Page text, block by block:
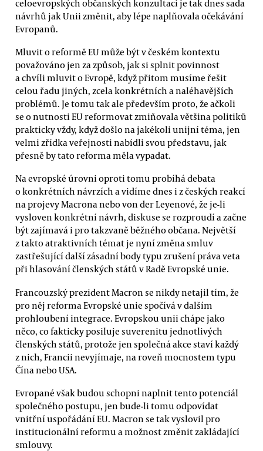
celoevropských občanských konzultací je tak dnes sada
návrhů jak Unii změnit, aby lépe naplňovala očekávání
Evropanů.
Mluvit o reformě EU může být v českém kontextu
považováno jen za způsob, jak si splnit povinnost
a chvíli mluvit o Evropě, když přitom musíme řešit
celou řadu jiných, zcela konkrétních a naléhavějších
problémů. Je tomu tak ale především proto, že ačkoli
se o nutnosti EU reformovat zmiňovala většina politiků
prakticky vždy, když došlo na jakékoli unijní téma, jen
velmi zřídka veřejnosti nabídli svou představu, jak
přesně by tato reforma měla vypadat.
Na evropské úrovni oproti tomu probíhá debata
o konkrétních návrzích a vidíme dnes i z českých reakcí
na projevy Macrona nebo von der Leyenové, že je-li
vysloven konkrétní návrh, diskuse se rozproudí a začne
být zajímavá i pro takzvaně běžného občana. Největší
z takto atraktivních témat je nyní změna smluv
zastřešující další zásadní body typu zrušení práva veta
při hlasování členských států v Radě Evropské unie.
Francouzský prezident Macron se nikdy netajil tím, že
pro něj reforma Evropské unie spočívá v dalším
prohloubení integrace. Evropskou unii chápe jako
něco, co fakticky posiluje suverenitu jednotlivých
členských států, protože jen společná akce staví každý
z nich, Francii nevyjímaje, na roveň mocnostem typu
Čína nebo USA.
Evropané však budou schopni naplnit tento potenciál
společného postupu, jen bude-li tomu odpovídat
vnitřní uspořádání EU. Macron se tak vyslovil pro
institucionální reformu a možnost změnit zakládající
smlouvy.